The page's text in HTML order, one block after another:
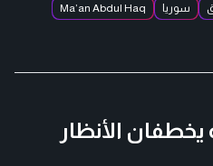
سوريا
Ma’an Abdul Haq
يخطفان الأنظار